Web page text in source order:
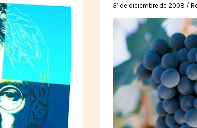
31 de diciembre de 2008 /